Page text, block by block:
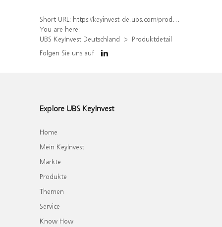
Short URL: https://keyinvest-de.ubs.com/produkt/detail/index/isin/DE000WA6H6T2
You are here:
UBS KeyInvest Deutschland
Produktdetail
Folgen Sie uns auf
Explore UBS KeyInvest
Home
Mein KeyInvest
Märkte
Produkte
Themen
Service
Know How